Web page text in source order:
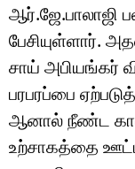
ஆர்.ஜே.பாலாஜி
பேசியுள்ளார்.
சாய் அபியங்கர்
பரபரப்பை
ஆனால் நீண்ட
உற்சாகத்தை